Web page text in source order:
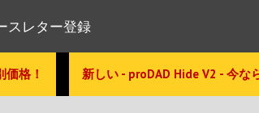
スレター登録
格！ 新しい - proDAD Hide V2 - 今な